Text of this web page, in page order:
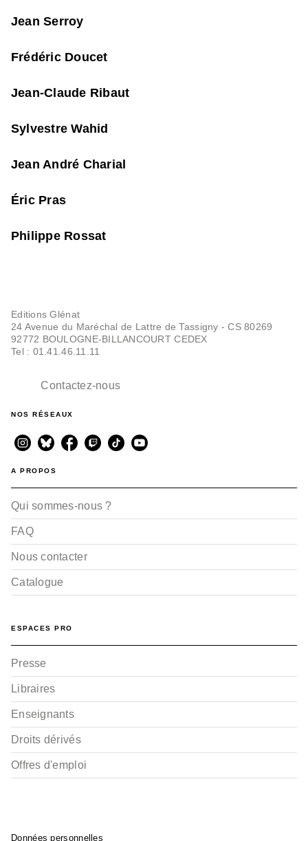
Jean Serroy
Frédéric Doucet
Jean-Claude Ribaut
Sylvestre Wahid
Jean André Charial
Éric Pras
Philippe Rossat
Editions Glénat
24 Avenue du Maréchal de Lattre de Tassigny - CS 80269
92772 BOULOGNE-BILLANCOURT CEDEX
Tel : 01.41.46.11.11
Contactez-nous
NOS RÉSEAUX
A PROPOS
Qui sommes-nous ?
FAQ
Nous contacter
Catalogue
ESPACES PRO
Presse
Libraires
Enseignants
Droits dérivés
Offres d'emploi
Données personnelles